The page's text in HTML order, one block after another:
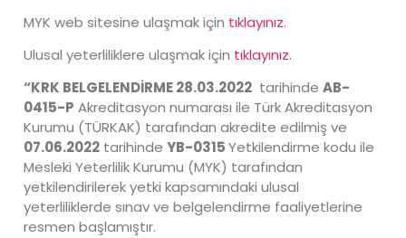
MYK web sitesine ulaşmak için tıklayınız.
Ulusal yeterliliklere ulaşmak için tıklayınız.
“KRK BELGELENDİRME 28.03.2022 tarihinde AB-
0415-P Akreditasyon numarası ile Türk Akreditasyon
Kurumu (TÜRKAK) tarafından akredite edilmiş ve
07.06.2022 tarihinde YB-0315Yetkilendirme kodu ile
Mesleki Yeterlilik Kurumu (MYK) tarafından
yetkilendirilerek yetki kapsamındaki ulusal
yeterliliklerde sınav ve belgelendirme faaliyetlerine
resmen başlamıştır.